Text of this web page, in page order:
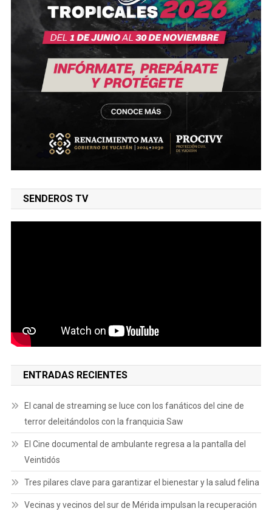
SENDEROS TV
ENTRADAS RECIENTES
El canal de streaming se luce con los fanáticos del cine de
terror deleitándolos con la franquicia Saw
El Cine documental de ambulante regresa a la pantalla del
Veintidós
Tres pilares clave para garantizar el bienestar y la salud felina
Vecinas y vecinos del sur de Mérida impulsan la recuperación